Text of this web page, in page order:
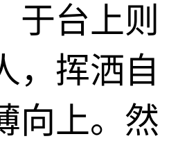
于台上则
，挥洒自
向上。然